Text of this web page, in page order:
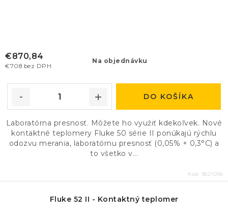
Na objednávku
€708 bez DPH
€870,84
DO KOŠÍKA
Laboratórna presnosť. Môžete ho využiť kdekoľvek. Nové
kontaktné teplomery Fluke 50 série II ponúkajú rýchlu
odozvu merania, laboratórnu presnosť (0,05% + 0,3°C) a
to všetko v...
Kód: 3821096
Fluke 52 II - Kontaktný teplomer